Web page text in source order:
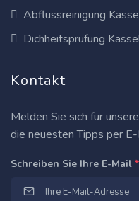
Abflussreinigung
Dichheitsprüfung
Kontakt
Melden Sie sich für
die neuesten Tipps per
Schreiben Sie Ihre E-Mail *